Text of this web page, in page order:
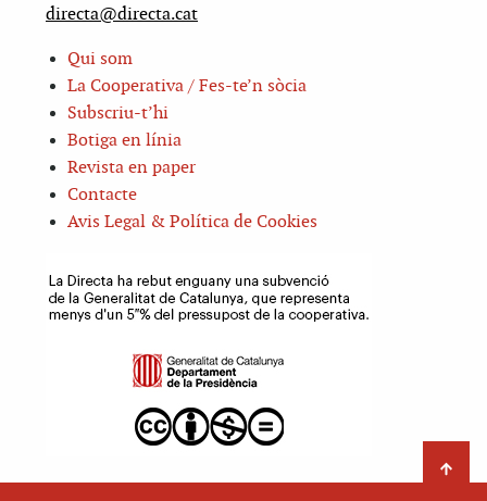
directa@directa.cat
Qui som
La Cooperativa / Fes-te’n sòcia
Subscriu-t’hi
Botiga en línia
Revista en paper
Contacte
Avis Legal & Política de Cookies